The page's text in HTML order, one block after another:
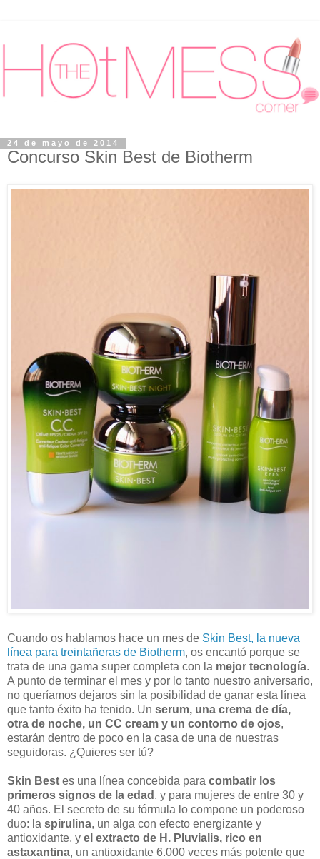
24 de mayo de 2014
Concurso Skin Best de Biotherm
Cuando os hablamos hace un mes de Skin Best, la nueva
línea para treintañeras de Biotherm, os encantó porque se
trata de una gama super completa con la mejor tecnología.
A punto de terminar el mes y por lo tanto nuestro aniversario,
no queríamos dejaros sin la posibilidad de ganar esta línea
que tanto éxito ha tenido. Un serum, una crema de día,
otra de noche, un CC cream y un contorno de ojos,
estarán dentro de poco en la casa de una de nuestras
seguidoras. ¿Quieres ser tú?
Skin Best es una línea concebida para combatir los
primeros signos de la edad , y para mujeres de entre 30 y
40 años. El secreto de su fórmula lo compone un poderoso
duo: la spirulina, un alga con efecto energizante y
antioxidante, y el extracto de H. Pluvialis, rico en
astaxantina, un antioxidante 6.000 veces más potente que